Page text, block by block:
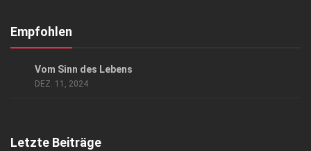
Kontakt, Impressum
Empfohlen
Vom Sinn des Lebens
DEZ. 11, 2024
Letzte Beiträge